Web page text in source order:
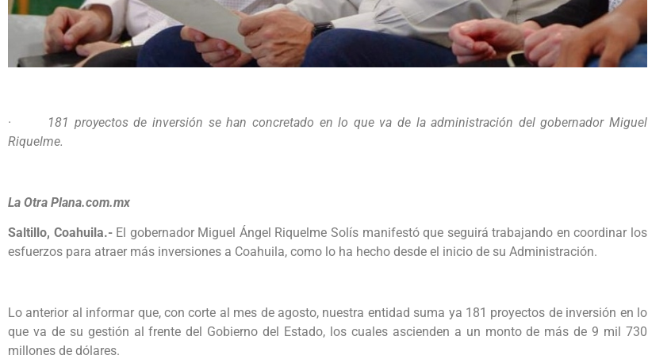
· 181 proyectos de inversión se han concretado en lo que va de la administración del gobernador Miguel
Riquelme.
La Otra Plana.com.mx
Saltillo, Coahuila.-El gobernador Miguel Ángel Riquelme Solís manifestó que seguirá trabajando en coordinar los
esfuerzos para atraer más inversiones a Coahuila, como lo ha hecho desde el inicio de su Administración.
Lo anterior al informar que, con corte al mes de agosto, nuestra entidad suma ya 181 proyectos de inversión en lo
que va de su gestión al frente del Gobierno del Estado, los cuales ascienden a un monto de más de 9 mil 730
millones de dólares.